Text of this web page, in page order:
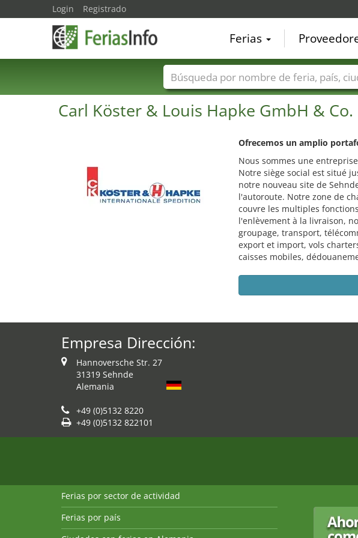
Carl Köster & Louis Hapke GmbH & Co.
Ofrecemos un amplio
Nous sommes une
Notre siège social est situé
notre nouveau site de
l'autoroute. Notre zone de
couvre les multiples
l'enlèvement à la livraison,
groupage, transport,
export et import, vols
caisses mobiles,
Empresa Dirección:
Hannoversche Str. 27
31319 Sehnde
Alemania
+49 (0)5132 8220
+49 (0)5132 822101
Login Registrado
Ferias
Nombres de ferias Países Ciudades
Ferias por sector de actividad
Ferias por país